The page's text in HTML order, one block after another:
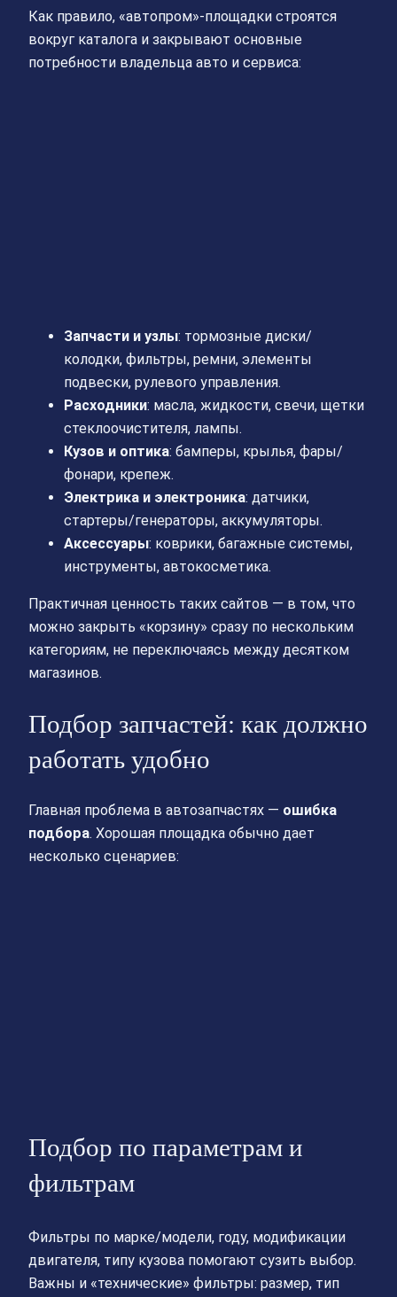
Как правило, «автопром»-площадки строятся
вокруг каталога и закрывают основные
потребности владельца авто и сервиса:
Запчасти и узлы: тормозные диски/
колодки, фильтры, ремни, элементы
подвески, рулевого управления.
Расходники: масла, жидкости, свечи, щетки
стеклоочистителя, лампы.
Кузов и оптика: бамперы, крылья, фары/
фонари, крепеж.
Электрика и электроника: датчики,
стартеры/генераторы, аккумуляторы.
Аксессуары: коврики, багажные системы,
инструменты, автокосметика.
Практичная ценность таких сайтов — в том, что
можно закрыть «корзину» сразу по нескольким
категориям, не переключаясь между десятком
магазинов.
Подбор запчастей: как должно
работать удобно
Главная проблема в автозапчастях — ошибка
подбора. Хорошая площадка обычно дает
несколько сценариев:
Подбор по параметрам и
фильтрам
Фильтры по марке/модели, году, модификации
двигателя, типу кузова помогают сузить выбор.
Важны и «технические» фильтры: размер, тип